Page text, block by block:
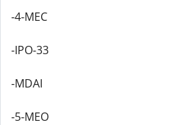
-4-MEC
-IPO-33
-MDAI
-5-MEO